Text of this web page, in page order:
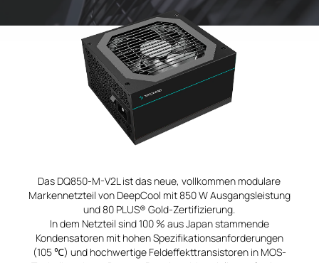
Das DQ850-M-V2L ist das neue, vollkommen modulare
Markennetzteil von DeepCool mit 850 W Ausgangsleistung
und 80 PLUS® Gold-Zertifizierung.
In dem Netzteil sind 100 % aus Japan stammende
Kondensatoren mit hohen Spezifikationsanforderungen
(105 ℃) und hochwertige Feldeffekttransistoren in MOS-